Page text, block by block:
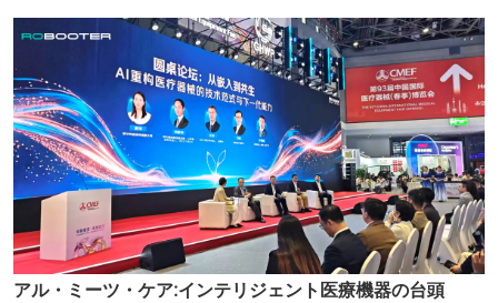
アル・ミーツ・ケア:インテリジェント医療機器の台頭